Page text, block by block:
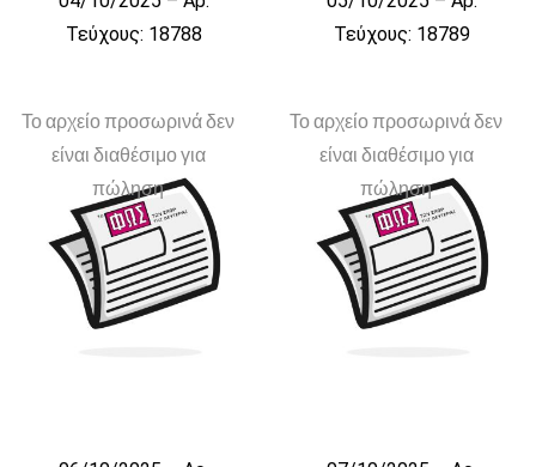
Τεύχους: 18788
Τεύχους: 18789
Το αρχείο προσωρινά δεν
είναι διαθέσιμο για
πώληση
Το αρχείο προσωρινά δεν
είναι διαθέσιμο για
πώληση